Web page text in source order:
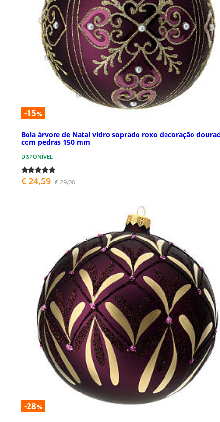
-15%
Bola árvore de Natal vidro soprado roxo decoração
com pedras 150 mm
DISPONÍVEL
€ 24,59 € 29,00
-28%